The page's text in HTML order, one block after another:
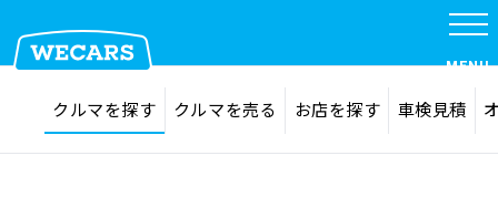
在庫検索 サイト内検索
MENU
クルマを探す
クルマを探す クルマを売る お店を探す 車検見積